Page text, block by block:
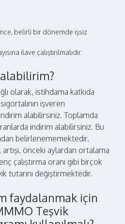
belirli bir dönemde işsiz
ilave çalıştırılmalıdır.
olarak, istihdama katkıda
işveren
alabilirsiniz. Toplamda
indirim alabilirsiniz. Bu
belirlenememektedir.
artışı, önceki aylardan ortalama
çalıştırma oranı gibi birçok
tutarını değiştirmektedir.
faydalanmak için
Teşvik